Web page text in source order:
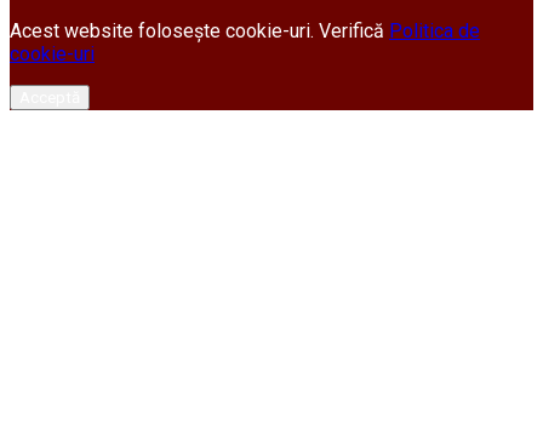
Acest website folosește cookie-uri. Verifică Politica de
cookie-uri